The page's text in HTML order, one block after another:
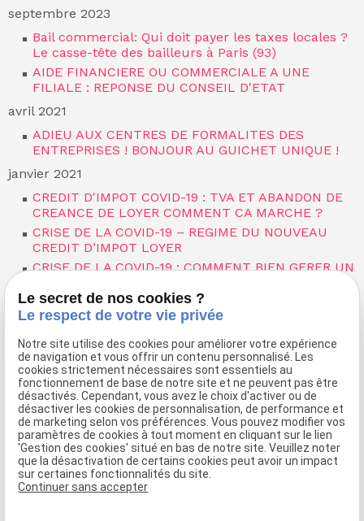
septembre 2023
Bail commercial: Qui doit payer les taxes locales ?
Le casse-tête des bailleurs à Paris (93)
AIDE FINANCIERE OU COMMERCIALE A UNE
FILIALE : REPONSE DU CONSEIL D'ETAT
avril 2021
ADIEU AUX CENTRES DE FORMALITES DES
ENTREPRISES ! BONJOUR AU GUICHET UNIQUE !
janvier 2021
CREDIT D'IMPOT COVID-19 : TVA ET ABANDON DE
CREANCE DE LOYER COMMENT CA MARCHE ?
CRISE DE LA COVID-19 – REGIME DU NOUVEAU
CREDIT D’IMPOT LOYER
CRISE DE LA COVID-19 : COMMENT BIEN GERER UN
septembre 2020
COMMENT REBONDIR FACE A LA CRISE ?
mai 2020
LES AVOCATS EN ACTION : AIDE AUX
ENTREPRISES DU DEPARTEMENT DE LA SEINE
SAINT DENIS
11 MAI 2020 : A J-4 DU DECONFINEMENT ON Y EST
PRESQUE ! MAIS QUE VA-T-IL SE PASSER ?
Voir toutes les actualités
Le secret de nos cookies ?
Le respect de votre vie privée
Notre site utilise des cookies pour améliorer votre expérience
de navigation et vous offrir un contenu personnalisé. Les
cookies strictement nécessaires sont essentiels au
fonctionnement de base de notre site et ne peuvent pas être
désactivés. Cependant, vous avez le choix d'activer ou de
désactiver les cookies de personnalisation, de performance et
de marketing selon vos préférences. Vous pouvez modifier vos
paramètres de cookies à tout moment en cliquant sur le lien
'Gestion des cookies' situé en bas de notre site. Veuillez noter
que la désactivation de certains cookies peut avoir un impact
sur certaines fonctionnalités du site.
Continuer sans accepter